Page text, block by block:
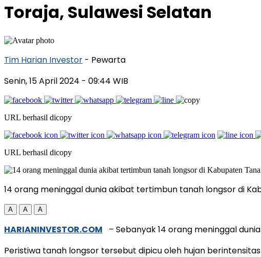
Toraja, Sulawesi Selatan
Tim Harian Investor - Pewarta
Senin, 15 April 2024 - 09:44 WIB
URL berhasil dicopy
URL berhasil dicopy
14 orang meninggal dunia akibat tertimbun tanah longsor di
A A A
HARIANINVESTOR.COM
– Sebanyak 14 orang meninggal
Peristiwa tanah longsor tersebut dipicu oleh hujan